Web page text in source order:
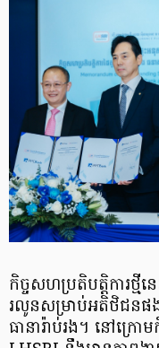
កិច្ចសហប្រតិបត្តិការថ្
រលូនសម្រាប់អតិថិជនផង
ធានារ៉ាប់រង។ នៅក្រោ